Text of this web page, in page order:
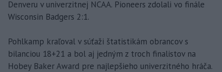
Denveru v univerzitnej NCAA. Pioneers zdolali vo finále
Wisconsin Badgers 2:1.
Pohlkamp kraľoval v súťaži štatistikám obrancov s
bilanciou 18+21 a bol aj jedným z troch finalistov na
Hobey Baker Award pre najlepšieho univerzitného hráča.